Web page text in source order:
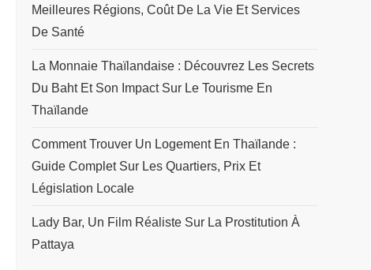
Meilleures Régions, Coût De La Vie Et Services
De Santé
La Monnaie Thaïlandaise : Découvrez Les Secrets
Du Baht Et Son Impact Sur Le Tourisme En
Thaïlande
Comment Trouver Un Logement En Thaïlande :
Guide Complet Sur Les Quartiers, Prix Et
Législation Locale
Lady Bar, Un Film Réaliste Sur La Prostitution À
Pattaya